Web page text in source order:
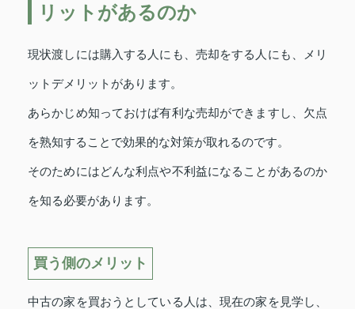
リットがあるのか
現状渡しには購入する人にも、売却をする人にも、メリ
ットデメリットがあります。
あらかじめ知っておけば有利な売却ができますし、欠点
を熟知することで効果的な対策が取れるのです。
そのためにはどんな利点や不利益になることがあるのか
を知る必要があります。
買う側のメリット
中古の家を買おうとしている人は、現在の家を見学し、